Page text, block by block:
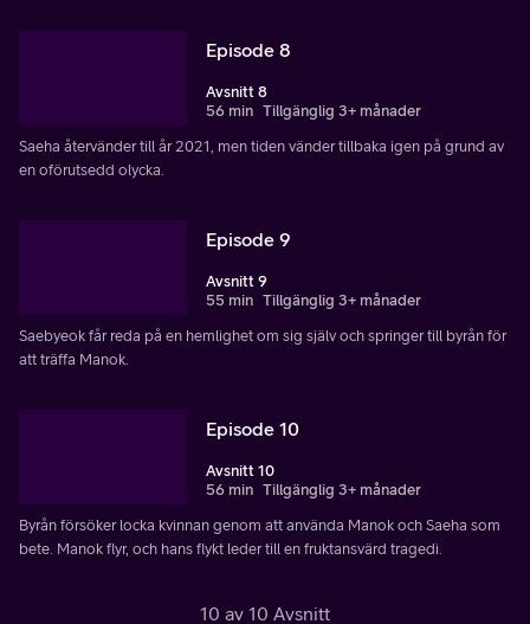
Episode 8
Avsnitt 8
56 min Tillgänglig 3+ månader
Saeha återvänder till år 2021, men tiden vänder tillbaka igen på grund av
en oförutsedd olycka.
Episode 9
Avsnitt 9
55 min Tillgänglig 3+ månader
Saebyeok får reda på en hemlighet om sig själv och springer till byrån för
att träffa Manok.
Episode 10
Avsnitt 10
56 min Tillgänglig 3+ månader
Byrån försöker locka kvinnan genom att använda Manok och Saeha som
bete. Manok flyr, och hans flykt leder till en fruktansvärd tragedi.
10 av 10 Avsnitt